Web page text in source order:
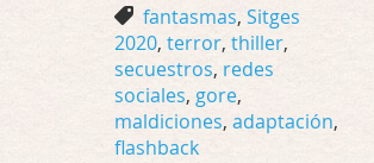
fantasmas, Sitges
2020, terror, thiller,
secuestros, redes
sociales, gore,
maldiciones, adaptación,
flashback